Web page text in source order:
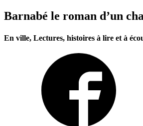
Barnabé le roman d’un
En ville, Lectures, histoires à lire et à